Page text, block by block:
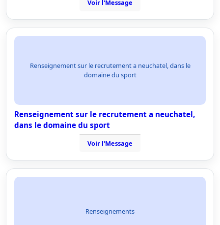
Voir l'Message
Renseignement sur le recrutement a neuchatel, dans le
domaine du sport
Renseignement sur le recrutement a neuchatel,
dans le domaine du sport
Voir l'Message
Renseignements